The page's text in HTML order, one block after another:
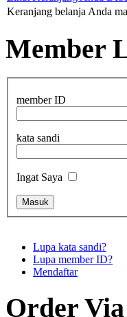
Keranjang belanja Anda
Member
member ID
kata sandi
Ingat Saya
Lupa kata sandi?
Lupa member ID?
Mendaftar
Order